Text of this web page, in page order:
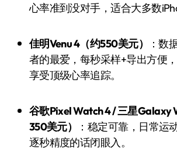
心率准到没对手，适合大多数
佳明Venu 4（约550美元）
：数
者的最爱，每秒采样+导出方便
享受顶级心率追踪。
谷歌Pixel Watch 4 / 三星Galaxy Watch 8（约
350美元）
：稳定可靠，日常运
逐秒精度的话闭眼入。